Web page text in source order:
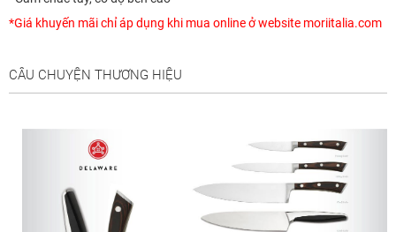
*Giá khuyến mãi chỉ áp dụng khi mua online ở website moriitalia.com
CÂU CHUYỆN THƯƠNG HIỆU